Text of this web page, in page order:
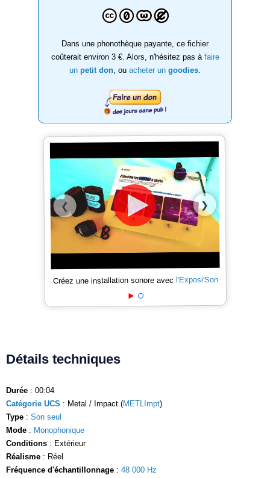
Dans une phonothèque payante, ce fichier
coûterait environ 3 €. Alors, n'hésitez pas à faire
un petit don , ou acheter un goodies
❮ ❯
Créez une installation sonore avec l'Exposi'Son
Détails techniques
Durée : 00:04
Catégorie UCS : Metal / Impact (METLImpt)
Type : Son seul
Mode : Monophonique
Conditions : Extérieur
Réalisme : Réel
Fréquence d'échantillonnage : 48 000 Hz